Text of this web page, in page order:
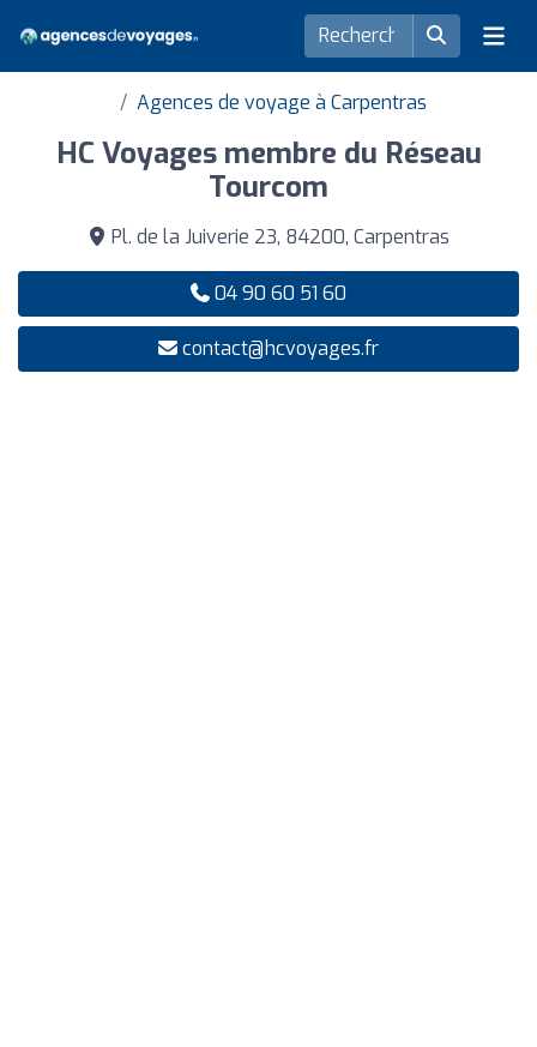
Agences de voyage à Carpentras
HC Voyages membre du Réseau
Tourcom
Pl. de la Juiverie 23, 84200, Carpentras
04 90 60 51 60
contact@hcvoyages.fr